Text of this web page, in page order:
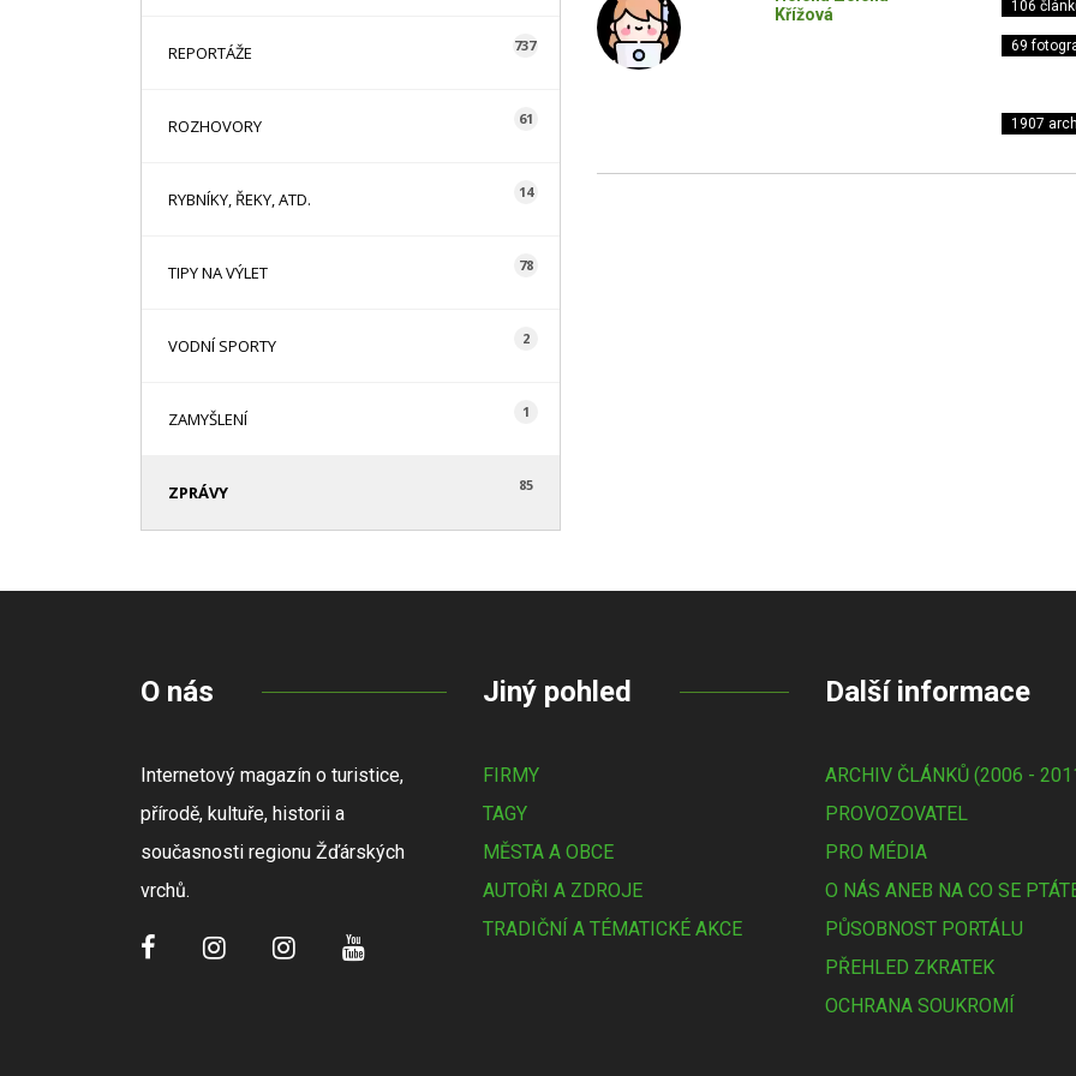
REPORTÁŽE 737
ROZHOVORY 61
RYBNÍKY, ŘEKY, ATD. 14
TIPY NA VÝLET 78
VODNÍ SPORTY 2
ZAMYŠLENÍ 1
ZPRÁVY 85
Křížová
106
69
1907
O nás
Internetový magazín o turistice,
přírodě, kultuře, historii a
současnosti regionu Žďárských
vrchů.
Jiný pohled
FIRMY
TAGY
MĚSTA A OBCE
AUTOŘI A ZDROJE
TRADIČNÍ A TÉMATICKÉ AKCE
Další informace
ARCHIV ČLÁNKŮ (2006 -
PROVOZOVATEL
PRO MÉDIA
O NÁS ANEB NA CO SE
PŮSOBNOST PORTÁLU
PŘEHLED ZKRATEK
OCHRANA SOUKROMÍ